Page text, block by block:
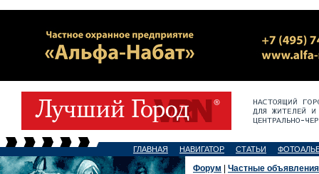
ГЛАВНАЯ НАВИГАТОР СТАТЬИ
Форум Частные объявления